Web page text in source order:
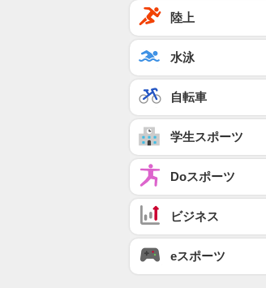
陸上
水泳
自転車
学生スポーツ
Doスポーツ
ビジネス
eスポーツ